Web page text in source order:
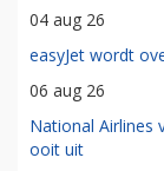
04 aug 26
easyJet wordt
06 aug 26
National Airlines
ooit uit